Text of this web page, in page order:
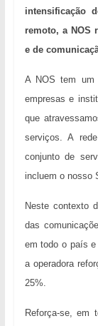
intensificação
remoto, a NOS
e de
A NOS tem um
empresas e
que
serviços. A
conjunto de
incluem o nosso
Neste contexto
das
em todo o país
a operadora
25%.
Reforça-se, em